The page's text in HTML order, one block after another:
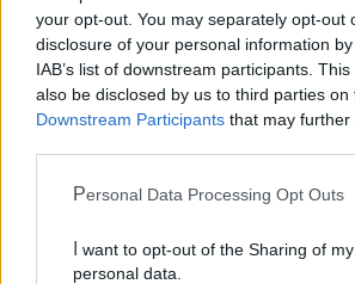
your opt-out. You may separately opt-out
disclosure of your personal information
IAB’s list of downstream participants.
also be disclosed by us to third parties on
Downstream Participants that may
Personal Data Processing Opt Outs
personal data.
Pubblica